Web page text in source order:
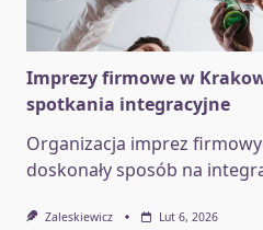
Imprezy firmowe w
spotkania integracyjne
Organizacja imprez
doskonały sposób na
Zaleskiewicz Lut 6, 2026